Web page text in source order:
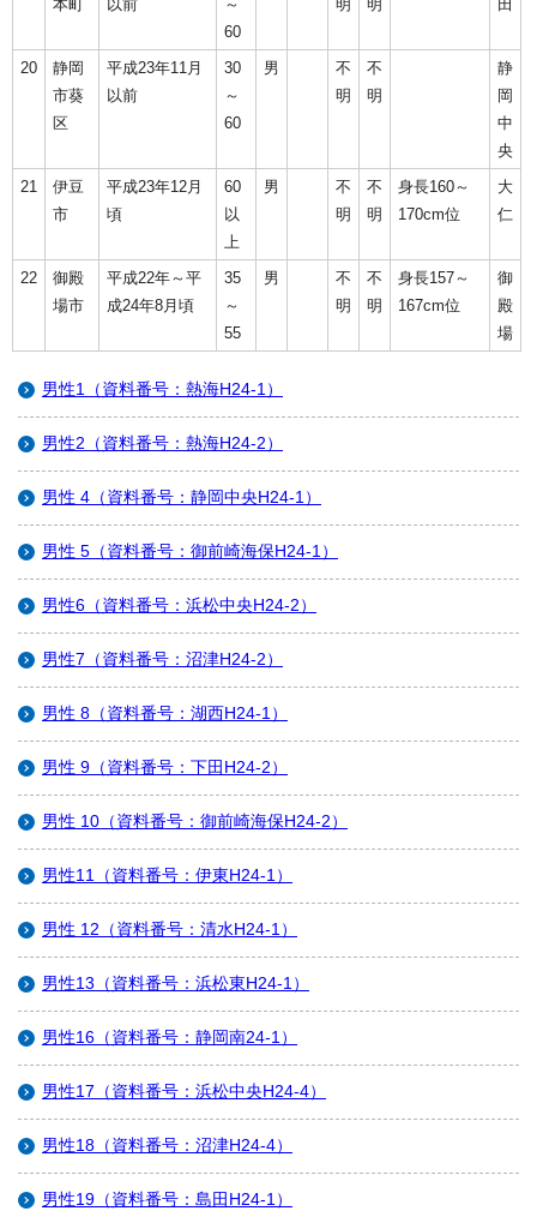
本町
以前
～
60
明
明
田
20
静岡
市葵
区
平成23年11月
以前
30
～
60
男
不
明
不
明
静
岡
中
央
21
伊豆
市
平成23年12月
頃
60
以
上
男
不
明
不
明
身長160～
170cm位
大
仁
22
御殿
場市
平成22年～平
成24年8月頃
35
～
55
男
不
明
不
明
身長157～
167cm位
御
殿
場
男性1（資料番号：熱海H24-1）
男性2（資料番号：熱海H24-2）
男性 4（資料番号：静岡中央H24-1）
男性 5（資料番号：御前崎海保H24-1）
男性6（資料番号：浜松中央H24-2）
男性7（資料番号：沼津H24-2）
男性 8（資料番号：湖西H24-1）
男性 9（資料番号：下田H24-2）
男性 10（資料番号：御前崎海保H24-2）
男性11（資料番号：伊東H24-1）
男性 12（資料番号：清水H24-1）
男性13（資料番号：浜松東H24-1）
男性16（資料番号：静岡南24-1）
男性17（資料番号：浜松中央H24-4）
男性18（資料番号：沼津H24-4）
男性19（資料番号：島田H24-1）